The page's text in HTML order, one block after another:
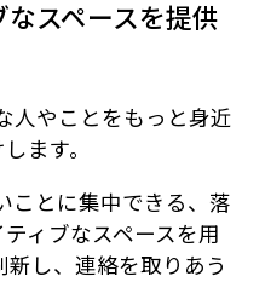
スペースを提供
人やことをもっと身近
ます。
ことに集中できる、落
ィブなスペースを用
し、連絡を取りあう